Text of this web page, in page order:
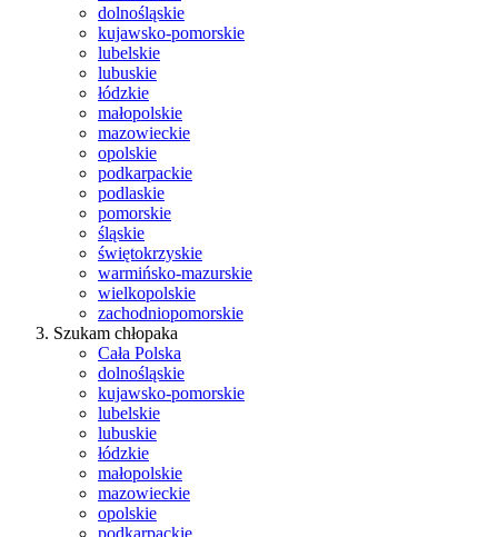
dolnośląskie
kujawsko-pomorskie
lubelskie
lubuskie
łódzkie
małopolskie
mazowieckie
opolskie
podkarpackie
podlaskie
pomorskie
śląskie
świętokrzyskie
warmińsko-mazurskie
wielkopolskie
zachodniopomorskie
Szukam chłopaka
Cała Polska
dolnośląskie
kujawsko-pomorskie
lubelskie
lubuskie
łódzkie
małopolskie
mazowieckie
opolskie
podkarpackie